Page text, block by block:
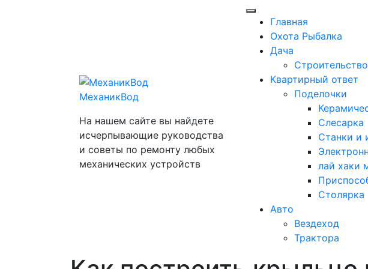
МеханикВод
На нашем сайте вы найдете
исчерпывающие руководства
и советы по ремонту любых
механических устройств
Открыть
меню
Главная
Охота Рыбалка
Дача
Строительство
Квартирный ответ
Поделочки
Слесарка
Станки и
лай хаки
Столярка
Авто
Вездеход
Трактора
Закрыть